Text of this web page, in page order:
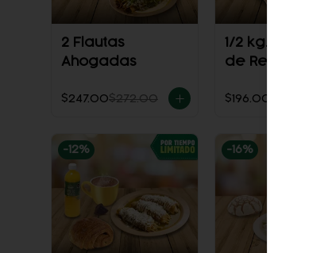
2 Flautas
Ahogadas
$247.00$272.00
1/2 kg. de Tinga
de Res
$196.00
-12% -16%